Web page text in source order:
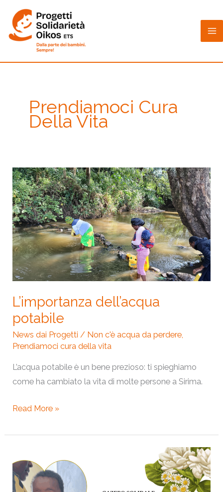
contenuto
Prendiamoci Cura
Della Vita
L’importanza dell’acqua
potabile
News dai Progetti / Non c'è acqua da perdere,
Prendiamoci cura della vita
L’acqua potabile è un bene prezioso: ti spieghiamo
come ha cambiato la vita di molte persone a Sirima.
L’importanza
dell’acqua
potabile
Read More »
della
Mamma: